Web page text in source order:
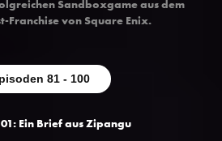
Sandboxgame aus dem
Franchise von Square Enix.
81 - 100
Ein Brief aus Zipangu